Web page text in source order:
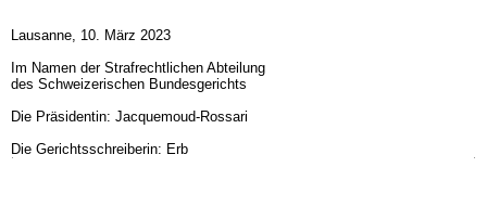
Lausanne, 10. März 2023
Im Namen der Strafrechtlichen Abteilung
des Schweizerischen Bundesgerichts
Die Präsidentin: Jacquemoud-Rossari
Die Gerichtsschreiberin: Erb